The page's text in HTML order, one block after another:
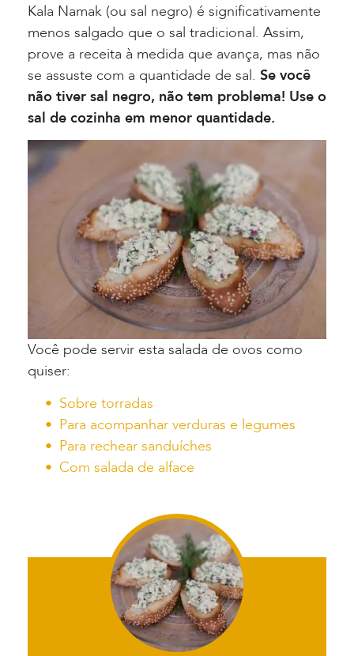
Kala Namak (ou sal negro) é significativamente
menos salgado que o sal tradicional. Assim,
prove a receita à medida que avança, mas não
se assuste com a quantidade de sal. Se você
não tiver sal negro, não tem problema! Use o
sal de cozinha em menor quantidade.
Você pode servir esta salada de ovos como
quiser:
Sobre torradas
Para acompanhar verduras e legumes
Para rechear sanduíches
Com salada de alface